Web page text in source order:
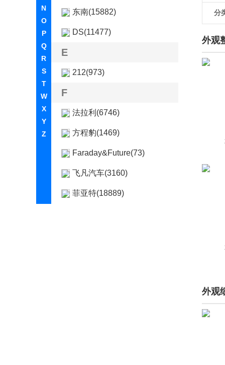
N
O
P
Q
R
S
T
W
X
Y
Z
东南(15882)
DS(11477)
E
212(973)
F
法拉利(6746)
方程豹(1469)
Faraday&Future(73)
飞凡汽车(3160)
菲亚特(18889)
分
外观
外观